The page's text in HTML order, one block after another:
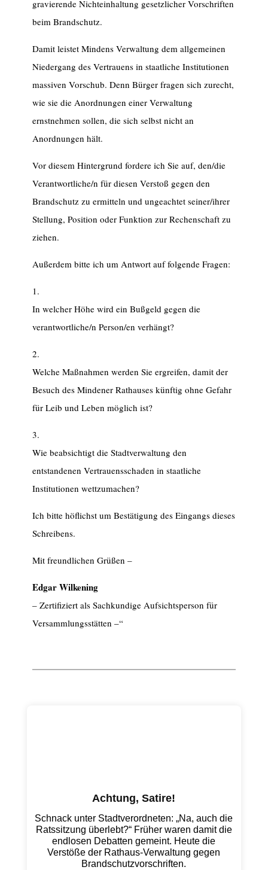
gravierende Nichteinhaltung gesetzlicher Vorschriften
beim Brandschutz.
Damit leistet Mindens Verwaltung dem allgemeinen
Niedergang des Vertrauens in staatliche Institutionen
massiven Vorschub. Denn Bürger fragen sich zurecht,
wie sie die Anordnungen einer Verwaltung
ernstnehmen sollen, die sich selbst nicht an
Anordnungen hält.
Vor diesem Hintergrund fordere ich Sie auf, den/die
Verantwortliche/n für diesen Verstoß gegen den
Brandschutz zu ermitteln und ungeachtet seiner/ihrer
Stellung, Position oder Funktion zur Rechenschaft zu
ziehen.
Außerdem bitte ich um Antwort auf folgende Fragen:
1.
In welcher Höhe wird ein Bußgeld gegen die
verantwortliche/n Person/en verhängt?
2.
Welche Maßnahmen werden Sie ergreifen, damit der
Besuch des Mindener Rathauses künftig ohne Gefahr
für Leib und Leben möglich ist?
3.
Wie beabsichtigt die Stadtverwaltung den
entstandenen Vertrauensschaden in staatliche
Institutionen wettzumachen?
Ich bitte höflichst um Bestätigung des Eingangs dieses
Schreibens.
Mit freundlichen Grüßen –
Edgar Wilkening
– Zertifiziert als Sachkundige Aufsichtsperson für
Versammlungsstätten –“
Achtung, Satire!
Schnack unter Stadtverordneten: „Na, auch die
Ratssitzung überlebt?“ Früher waren damit die
endlosen Debatten gemeint. Heute die
Verstöße der Rathaus-Verwaltung gegen
Brandschutzvorschriften.